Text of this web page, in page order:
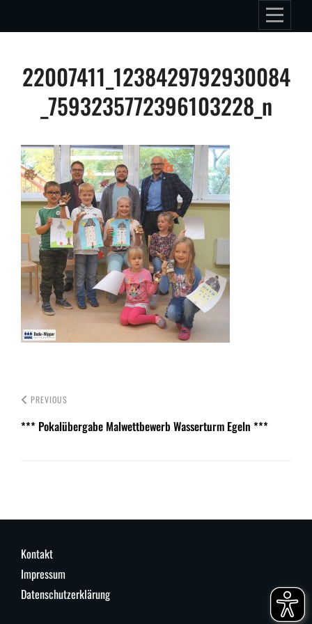
to
22007411_1238429792930084
_7593235772396103228_n
Beitragsnavigation
PREVIOUS
*** Pokalübergabe Malwettbewerb Wasserturm Egeln ***
Kontakt
Impressum
Datenschutzerklärung